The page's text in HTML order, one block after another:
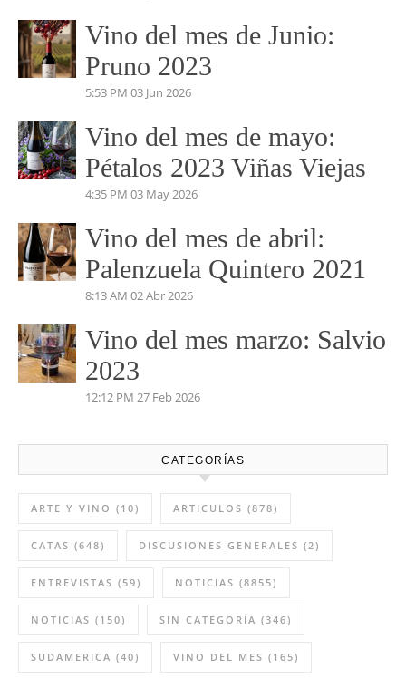
Vino del mes de Julio:
PERDIDAS EN EL
5:04 PM14 Jul 2026
Vino del mes de Junio:
5:53 PM03 Jun 2026
Vino del mes de mayo:
4:35 PM03 May 2026
Vino del mes de abril:
8:13 AM02 Abr 2026
Vino del mes marzo: Salvio
2023
12:12 PM 27 Feb 2026
ARTE Y VINO (10) ARTICULOS(878)